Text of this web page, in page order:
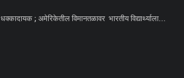
धक्कादायक ; अमेरिकेतील विमानतळावर भारतीय विद्यार्थ्याला...